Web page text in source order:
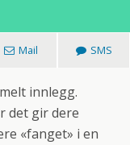
Mail SMS
innlegg.
det gir dere
«fanget» i en